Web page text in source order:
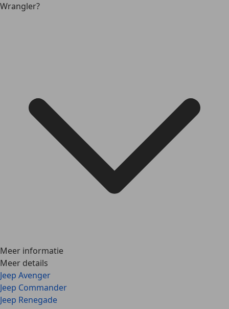
Wrangler?
Meer informatie
Meer details
Jeep Avenger
Jeep Commander
Jeep Renegade